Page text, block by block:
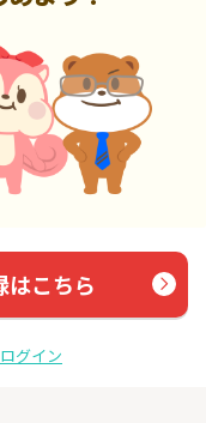
はこちら
グイン